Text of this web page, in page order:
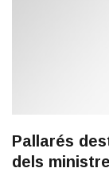
Pallarés
dels